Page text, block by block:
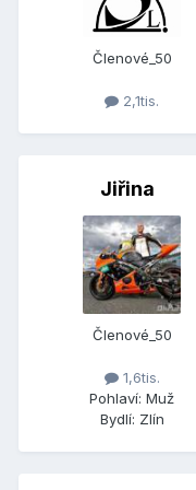
Členové_50
2,1tis.
Jiřina
Členové_50
1,6tis.
Pohlaví: Muž
Bydlí: Zlín